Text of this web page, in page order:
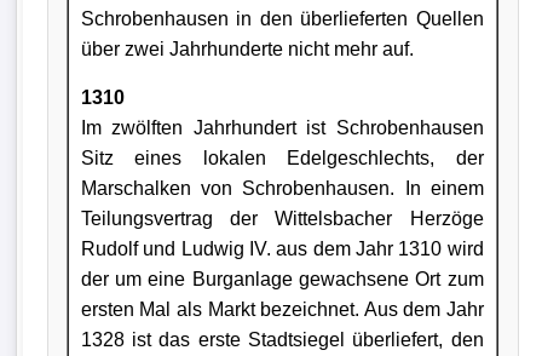
Schrobenhausen in den überlieferten Quellen
über zwei Jahrhunderte nicht mehr auf.
1310
Im zwölften Jahrhundert ist Schrobenhausen
Sitz eines lokalen Edelgeschlechts, der
Marschalken von Schrobenhausen. In einem
Teilungsvertrag der Wittelsbacher Herzöge
Rudolf und Ludwig IV. aus dem Jahr 1310 wird
der um eine Burganlage gewachsene Ort zum
ersten Mal als Markt bezeichnet. Aus dem Jahr
1328 ist das erste Stadtsiegel überliefert, den